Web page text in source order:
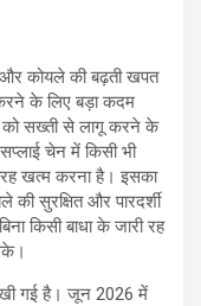
और कोयले की बढ़ती खपत
के लिए बड़ा कदम
को सख्ती से लागू करने के
चेन में किसी भी
खत्म करना है। इसका
सुरक्षित और पारदर्शी
किसी बाधा के जारी रह
गई है। जून 2026 में